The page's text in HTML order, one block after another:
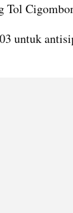
Tol
untuk